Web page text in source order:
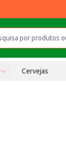
Cervejas